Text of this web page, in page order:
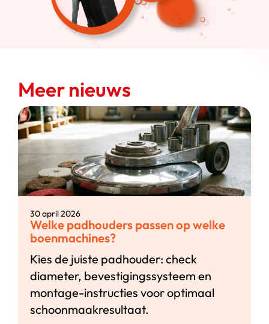
Meer nieuws
30 april 2026
Welke padhouders passen op welke
boenmachines?
Kies de juiste padhouder: check
diameter, bevestigingssysteem en
montage-instructies voor optimaal
schoonmaakresultaat.